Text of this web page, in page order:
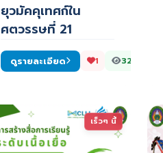
ยุวมัคคุเทศก์ใน
ศตวรรษที่ 21
ดูรายละเอียด 1 328
เร็วๆ นี้